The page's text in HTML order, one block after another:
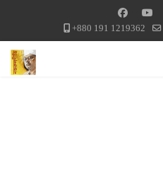
+880 191 1219362